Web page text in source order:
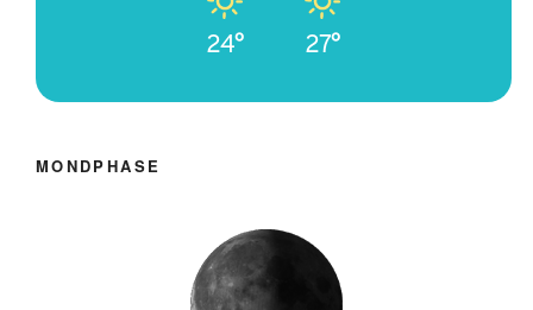
24° 27°
MONDPHASE